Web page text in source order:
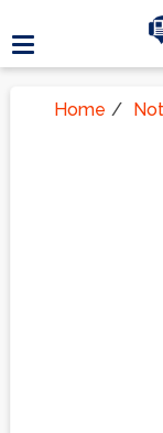
Home /